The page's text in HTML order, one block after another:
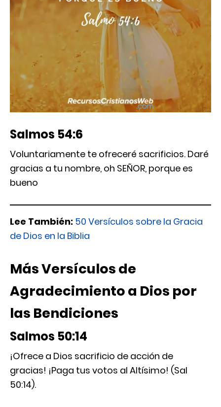
Salmos 54:6
Voluntariamente te ofreceré sacrificios. Daré
gracias a tu nombre, oh SEÑOR, porque es
bueno
Lee También: 50 Versículos sobre la Gracia
de Dios en la Biblia
Más Versículos de
Agradecimiento a Dios por
las Bendiciones
Salmos 50:14
¡Ofrece a Dios sacrificio de acción de
gracias! ¡Paga tus votos al Altísimo! (Sal
50:14).